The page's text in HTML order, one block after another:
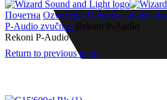
Почетна Ozvučenje Delovi za zvučne
P-Audio zvučnici Rekoni P-Audio
Rekoni P-Audio
Return to previous page